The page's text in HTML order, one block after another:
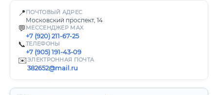
📍 ПОЧТОВЫЙ АДРЕС
Московский проспект, 14
💬 МЕССЕНДЖЕР MAX
+7 (920) 211-67-25
📞ТЕЛЕФОНЫ
+7 (905) 191-43-09
✉️ЭЛЕКТРОННАЯ ПОЧТА
382652@mail.ru